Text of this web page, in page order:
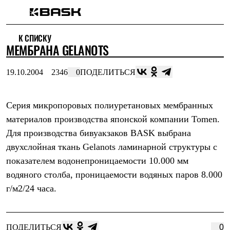
Интернет-магазин
Мужская одежда
Утепленная пухом
Куртки
Брюки
Утепленная синтетикой
Куртки
Штормовая одежда
Куртки
Софтшелл одежда
Куртки
Брюки
Брюки
Жилеты
К СПИСКУ
МЕМБРАНА GELANOTS
19.10.2004 2346 0ПОДЕЛИТЬСЯ
Серия микропоровых полиуретановых мембранных
материалов производства японской компании Tomen.
Для производства бивуакзаков BASK выбрана
двухслойная ткань Gelanots ламинарной структуры с
показателем водонепроницаемости 10.000 мм
водяного столба, проницаемости водяных паров 8.000
г/м2/24 часа.
ПОДЕЛИТЬСЯ 0